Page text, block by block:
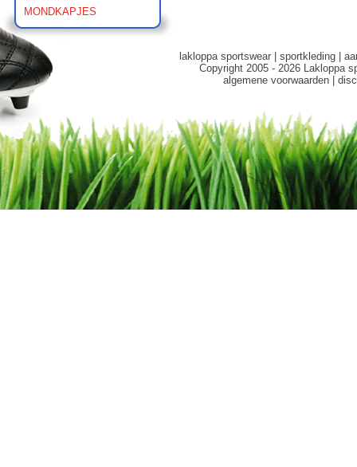
MONDKAPJES
lakloppa sportswear| sportkleding|
Copyright 2005 - 2026 Lakloppa
algemene voorwaarden